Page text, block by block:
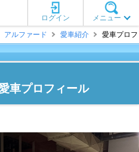
メニュー
ログイン
アルファード 愛車紹介 愛車プロ
車プロフィール